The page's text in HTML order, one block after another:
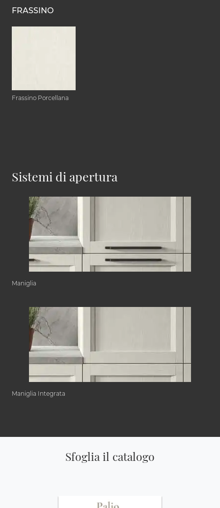
FRASSINO
Frassino Porcellana
Sistemi di apertura
Maniglia
Maniglia Integrata
Sfoglia il catalogo